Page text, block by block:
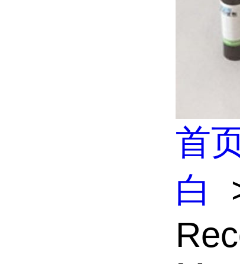
首
白